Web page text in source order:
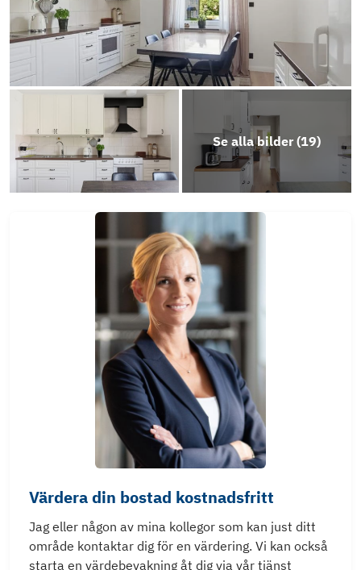
Årsredovisning 2025
Objektsbeskrivning
Se alla bilder (19)
Värdera din bostad kostnadsfritt
Jag eller någon av mina kollegor som kan just ditt
område kontaktar dig för en värdering. Vi kan också
starta en värdebevakning åt dig via vår tjänst